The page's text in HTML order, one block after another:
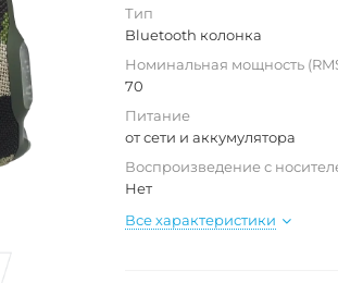
Тип
Bluetooth колонка
Номинальная мощность
70
Питание
от сети и аккумулятора
Воспроизведение с
Нет
Все характеристики